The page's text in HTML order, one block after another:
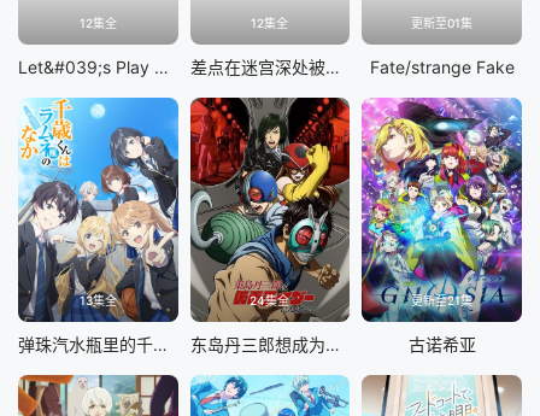
12集全
Let&#039;s Play 充满挑战的人生
12集全
差点在迷宫深处被信任的伙伴杀掉，但靠着天赐技能「无限扭蛋」获得等级9999的伙伴，我要向前队友和世界展开复仇&amp;「给他们好看！」
更新至01集
Fate/strange Fake
13集全
弹珠汽水瓶里的千岁同学
24集全
东岛丹三郎想成为假面骑士
更新至21集
古诺希亚